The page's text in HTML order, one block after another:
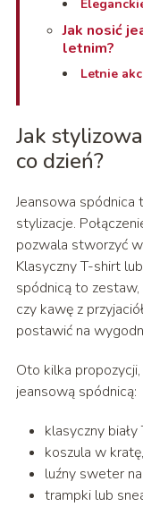
Jak nosić
letnim?
Letnie
Jak
co dzień?
Jeansowa spódnica
stylizacje.
pozwala stworzyć
Klasyczny T-shirt
spódnicą to
czy kawę z
postawić na
Oto kilka
jeansową spódnicą:
klasyczny
koszula w kratę,
luźny sweter
trampki lub